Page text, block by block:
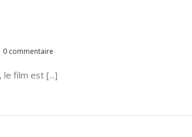
0 commentaire
le film est [...]